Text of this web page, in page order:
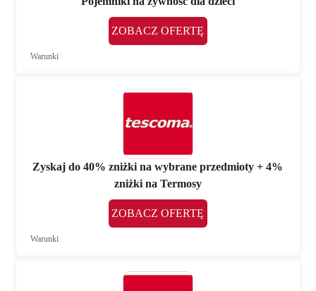
ZOBACZ OFERTĘ
Warunki
Zyskaj do 40% zniżki na wybrane przedmioty + 4%
zniżki na Termosy
ZOBACZ OFERTĘ
Warunki